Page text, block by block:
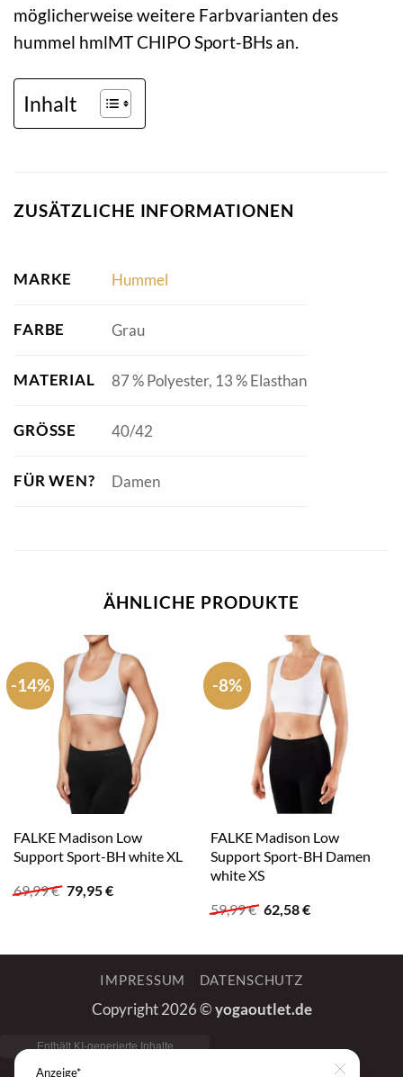
möglicherweise weitere Farbvarianten des
hummel hmlMT CHIPO Sport-BHs an.
Inhalt
ZUSÄTZLICHE INFORMATIONEN
MARKE Hummel
FARBE Grau
MATERIAL 87 % Polyester, 13 % Elasthan
GRÖSSE 40/42
FÜR WEN? Damen
ÄHNLICHE PRODUKTE
-14%
FALKE Madison Low
Support Sport-BH white XL
69,99€ Ursprünglicher
Preis
79,95€Aktueller
-8%
FALKE Madison Low
Support Sport-BH Damen
white XS
59,99€ Ursprünglicher
Preis
59,99 €
62,58€Aktueller
62,58 €.
IMPRESSUM DATENSCHUTZ
Copyright 2026 ©yogaoutlet.de
Anzeige*